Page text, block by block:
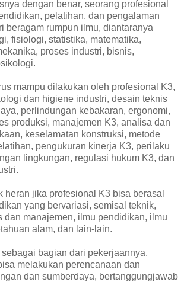
dengan benar, seorang profesional
pelatihan, dan pengalaman
beragam rumpun ilmu, diantaranya
fisiologi, statistika, matematika,
proses industri, bisnis,
mampu dilakukan oleh profesional K3,
dan higiene industri, desain teknis
perlindungan kebakaran, ergonomi,
produksi, manajemen K3, analisa dan
keselamatan konstruksi, metode
pengukuran kinerja K3, perilaku
lingkungan, regulasi hukum K3, dan
heran jika profesional K3 bisa berasal
yang bervariasi, semisal teknik,
dan manajemen, ilmu pendidikan, ilmu
alam, dan lain-lain.
bagian dari pekerjaannya,
melakukan perencanaan dan
dan sumberdaya, bertanggungjawab